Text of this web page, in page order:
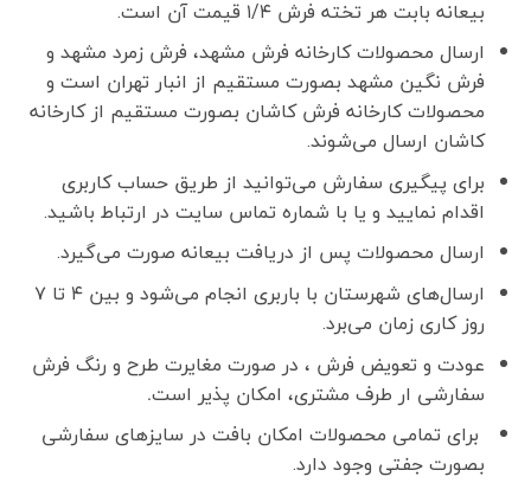
بیعانه بابت هر تخته فرش ۱/۴ قیمت آن است.
ارسال محصولات کارخانه فرش مشهد، فرش زمرد مشهد و
فرش نگین مشهد بصورت مستقیم از انبار تهران است و
محصولات کارخانه فرش کاشان بصورت مستقیم از کارخانه
کاشان ارسال می‌شوند.
برای پیگیری سفارش می‌توانید از طریق حساب کاربری
اقدام نمایید و یا با شماره تماس سایت در ارتباط باشید.
ارسال محصولات پس از دریافت بیعانه صورت می‌گیرد.
ارسال‌های شهرستان با باربری انجام می‌شود و بین ۴ تا ۷
روز کاری زمان می‌برد.
عودت و تعویض فرش ، در صورت مغایرت طرح و رنگ فرش
سفارشی ار طرف مشتری، امکان پذیر است.
برای تمامی محصولات امکان بافت در سایزهای سفارشی
بصورت جفتی وجود دارد.